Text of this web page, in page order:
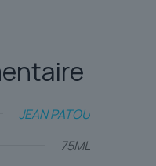
JEAN PATOU
75ML